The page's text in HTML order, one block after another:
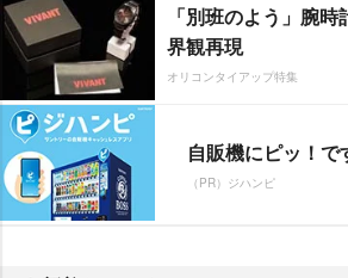
「別班のよう」腕
界観再現
オリコンタイアップ特集
自販機にピッ！で
（PR）ジハンピ